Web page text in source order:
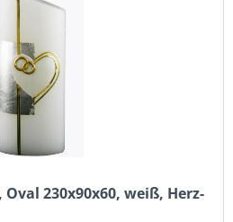
230x90x60, weiß, Herz-